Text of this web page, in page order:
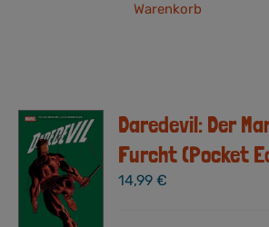
Warenkorb
Daredevil: Der
Furcht (Pocket
14,99€